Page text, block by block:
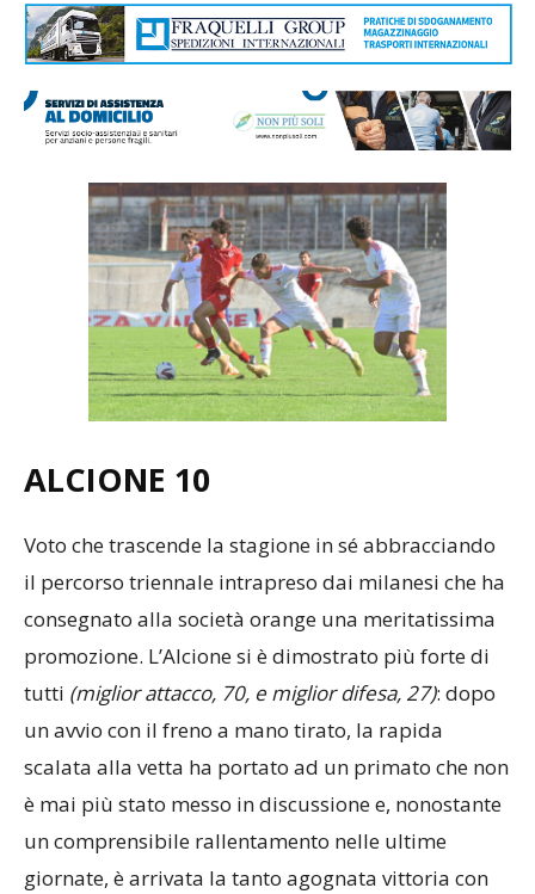
ALCIONE 10
Voto che trascende la stagione in sé abbracciando
il percorso triennale intrapreso dai milanesi che ha
consegnato alla società orange una meritatissima
promozione. L’Alcione si è dimostrato più forte di
tutti (miglior attacco, 70, e miglior difesa, 27): dopo
un avvio con il freno a mano tirato, la rapida
scalata alla vetta ha portato ad un primato che non
è mai più stato messo in discussione e, nonostante
un comprensibile rallentamento nelle ultime
giornate, è arrivata la tanto agognata vittoria con